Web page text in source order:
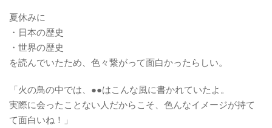
夏休みに
・日本の歴史
・世界の歴史
を読んでいたため、色々繋がって面白かったらしい。
「火の鳥の中では、●●はこんな風に書かれていたよ。
実際に会ったことない人だからこそ、色んなイメージが持て
て面白いね！」